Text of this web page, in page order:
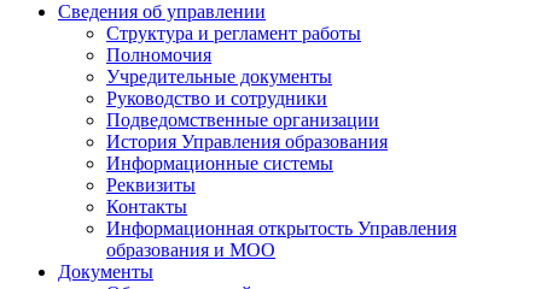
Сведения об управлении
Структура и регламент работы
Полномочия
Учредительные документы
Руководство и сотрудники
Подведомственные организации
История Управления образования
Информационные системы
Реквизиты
Контакты
Информационная открытость Управления
образования и МОО
Документы